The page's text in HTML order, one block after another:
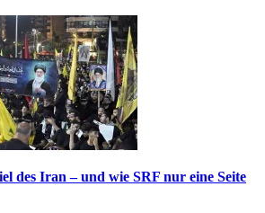
des Iran – und wie SRF nur eine Seite